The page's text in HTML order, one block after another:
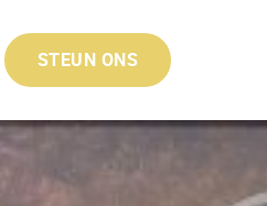
STEUN ONS